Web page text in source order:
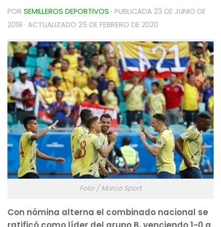
POR SEMILLEROS DEPORTIVOS · PUBLICADA 23 DE JUNIO DE
2019 · ACTUALIZADO 25 DE FEBRERO DE 2020
Foto / Marca Sport
Con nómina alterna el combinado nacional se